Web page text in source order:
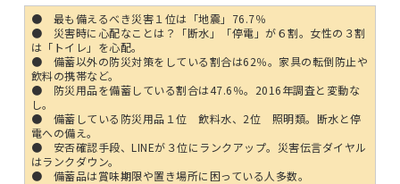
● 最も備えるべき災害１位は「地震」76.7％
● 災害時に心配なことは？「断水」「停電」が６割。女性の３割
は「トイレ」を心配。
● 備蓄以外の防災対策をしている割合は62％。家具の転倒防止や
飲料の携帯など。
● 防災用品を備蓄している割合は47.6％。2016年調査と変動な
し。
● 備蓄している防災用品１位 飲料水、2位 照明類。断水と停
電への備え。
● 安否確認手段、LINEが３位にランクアップ。災害伝言ダイヤル
はランクダウン。
● 備蓄品は賞味期限や置き場所に困っている人多数。